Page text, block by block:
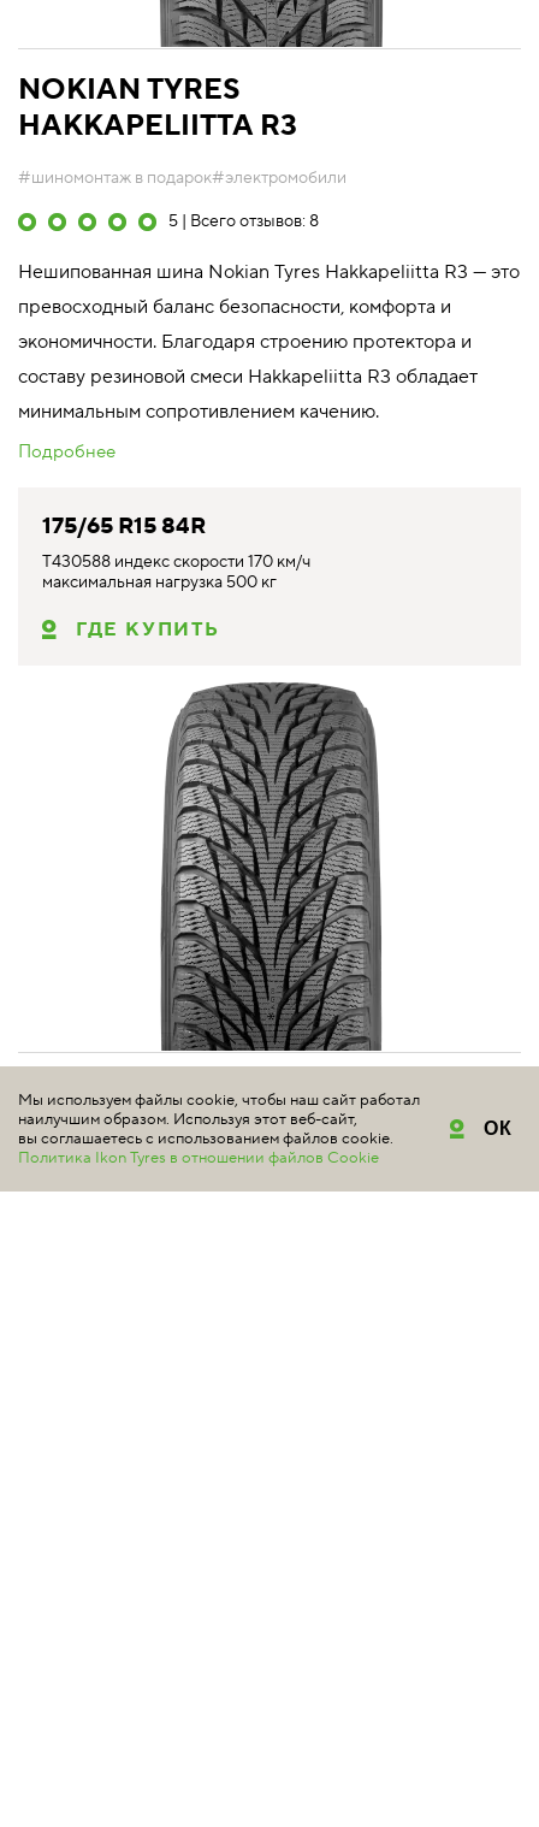
NOKIAN TYRES
HAKKAPELIITTA R3
#шиномонтаж в подарок#электромобили
5 | Всего отзывов: 8
Нешипованная шина Nokian Tyres Hakkapeliitta R3 — это
превосходный баланс безопасности, комфорта и
экономичности. Благодаря строению протектора и
составу резиновой смеси Hakkapeliitta R3 обладает
минимальным сопротивлением качению.
Подробнее
175/65 R15 84R
T430588 индекс скорости 170 км/ч
максимальная нагрузка 500 кг
ГДЕ КУПИТЬ
NOKIAN TYRES
HAKKAPELIITTA R2
Мы используем файлы cookie, чтобы наш сайт работал
наилучшим образом. Используя этот веб-сайт,
вы соглашаетесь с использованием файлов cookie.
Политика Ikon Tyres в отношении файлов Cookie
ОК